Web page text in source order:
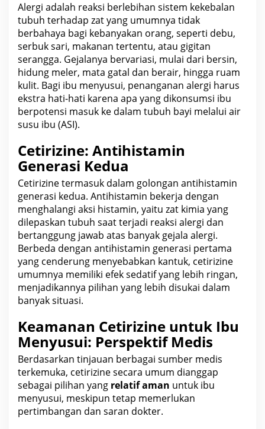
Alergi adalah reaksi berlebihan sistem kekebalan
tubuh terhadap zat yang umumnya tidak
berbahaya bagi kebanyakan orang, seperti debu,
serbuk sari, makanan tertentu, atau gigitan
serangga. Gejalanya bervariasi, mulai dari bersin,
hidung meler, mata gatal dan berair, hingga ruam
kulit. Bagi ibu menyusui, penanganan alergi harus
ekstra hati-hati karena apa yang dikonsumsi ibu
berpotensi masuk ke dalam tubuh bayi melalui air
susu ibu (ASI).
Cetirizine: Antihistamin
Generasi Kedua
Cetirizine termasuk dalam golongan antihistamin
generasi kedua. Antihistamin bekerja dengan
menghalangi aksi histamin, yaitu zat kimia yang
dilepaskan tubuh saat terjadi reaksi alergi dan
bertanggung jawab atas banyak gejala alergi.
Berbeda dengan antihistamin generasi pertama
yang cenderung menyebabkan kantuk, cetirizine
umumnya memiliki efek sedatif yang lebih ringan,
menjadikannya pilihan yang lebih disukai dalam
banyak situasi.
Keamanan Cetirizine untuk Ibu
Menyusui: Perspektif Medis
Berdasarkan tinjauan berbagai sumber medis
terkemuka, cetirizine secara umum dianggap
sebagai pilihan yang relatif aman untuk ibu
menyusui, meskipun tetap memerlukan
pertimbangan dan saran dokter.